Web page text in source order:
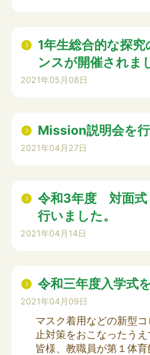
1年生総合的な探
ンスが開催されま
2021年05月08日
Mission説明会を
2021年04月27日
令和3年度 対面式
行いました。
2021年04月14日
令和三年度入学式
2021年04月09日
マスク着用などの新型
止対策をおこなったう
皆様、教職員が第１体育